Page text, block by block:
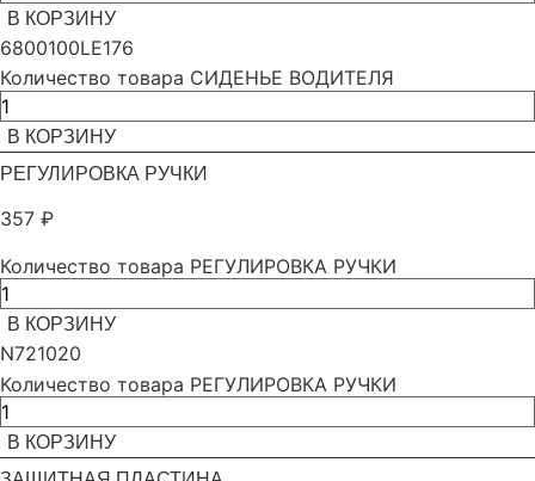
В КОРЗИНУ
6800100LE176
Количество товара СИДЕНЬЕ ВОДИТЕЛЯ
В КОРЗИНУ
РЕГУЛИРОВКА РУЧКИ
357 ₽
Количество товара РЕГУЛИРОВКА РУЧКИ
В КОРЗИНУ
N721020
Количество товара РЕГУЛИРОВКА РУЧКИ
В КОРЗИНУ